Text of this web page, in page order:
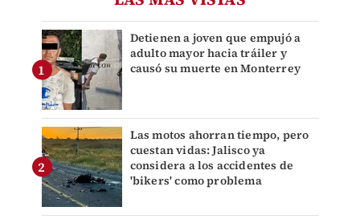
Detienen a joven que empujó a
adulto mayor hacia tráiler y
causó su muerte en Monterrey
Las motos ahorran tiempo, pero
cuestan vidas: Jalisco ya
considera a los accidentes de
'bikers' como problema